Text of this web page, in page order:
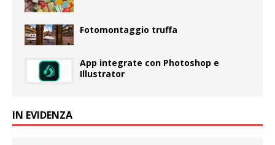
Fotomontaggio truffa
App integrate con Photoshop e
Illustrator
IN EVIDENZA